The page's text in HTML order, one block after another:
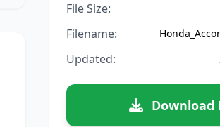
File Size:
Filename:
Updated:
Download